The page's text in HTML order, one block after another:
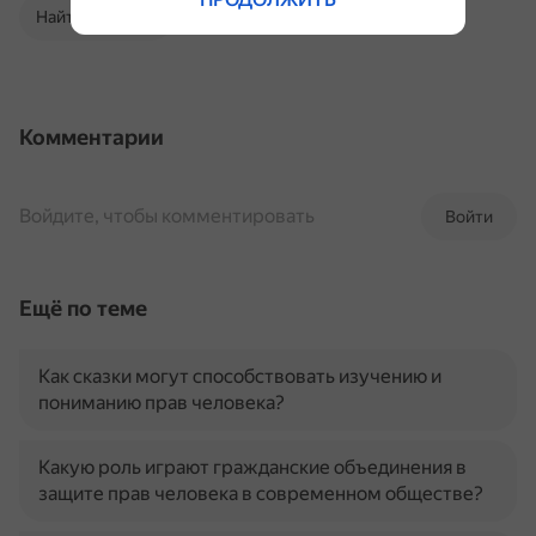
Найти в Поиске
Комментарии
Войти
Войдите, чтобы комментировать
Ещё по теме
Как сказки могут способствовать изучению и
пониманию прав человека?
Какую роль играют гражданские объединения в
защите прав человека в современном обществе?